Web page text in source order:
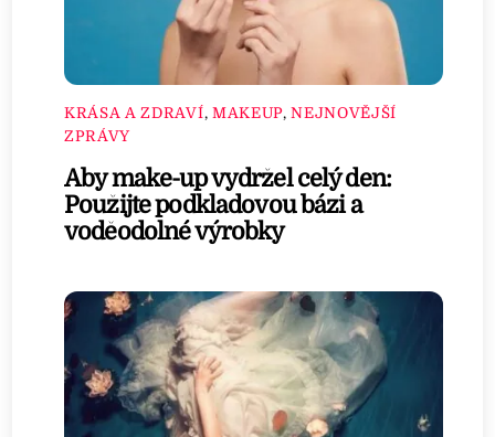
KRÁSA A ZDRAVÍ, MAKEUP,NEJNOVĚJŠÍ
ZPRÁVY
Aby make-up vydržel celý den:
Použijte podkladovou bázi a
voděodolné výrobky